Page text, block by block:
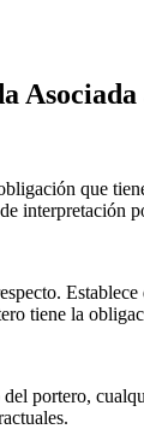
que
interpretación
tiene la
portero,